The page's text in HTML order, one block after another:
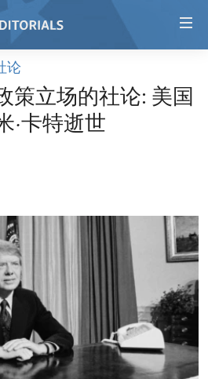
论
策立场的社论: 美国
·卡特逝世